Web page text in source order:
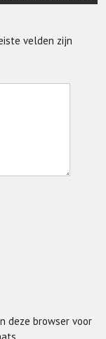
velden zijn
deze browser voor